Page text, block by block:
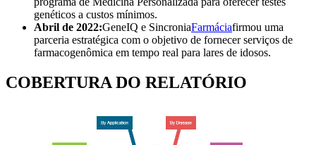
genéticos a custos mínimos.
Abril de 2022:GeneIQ e SincroniaFarmáciafirmou uma
parceria estratégica com o objetivo de fornecer serviços de
farmacogenômica em tempo real para lares de idosos.
COBERTURA DO RELATÓRIO